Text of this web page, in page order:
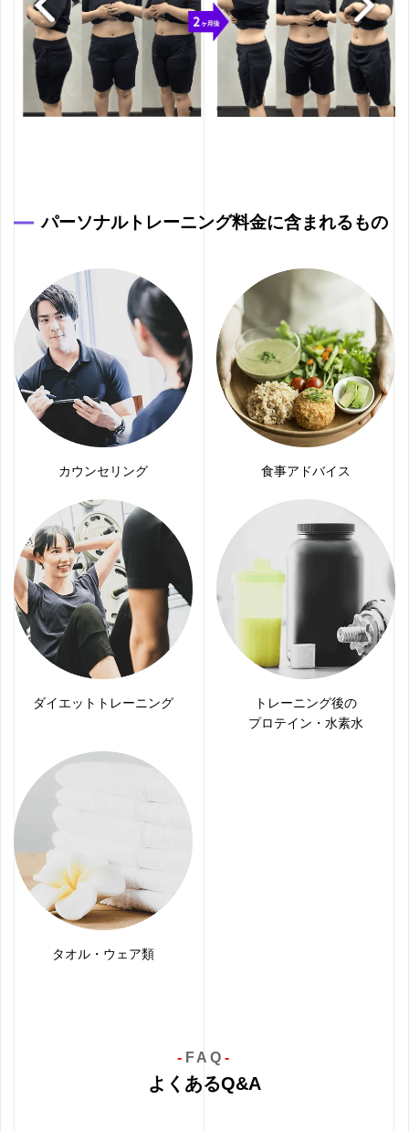
パーソナルトレーニング料金に含まれるもの
カウンセリング 食事アドバイス
ダイエットトレーニング
トレーニング後の
プロテイン・水素水
タオル・ウェア類
FAQ
よくあるQ&A